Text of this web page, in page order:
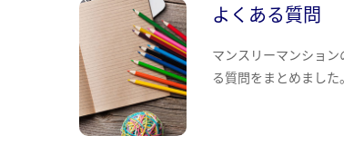
よくある質問
マンスリーマンショ
る質問をまとめました。